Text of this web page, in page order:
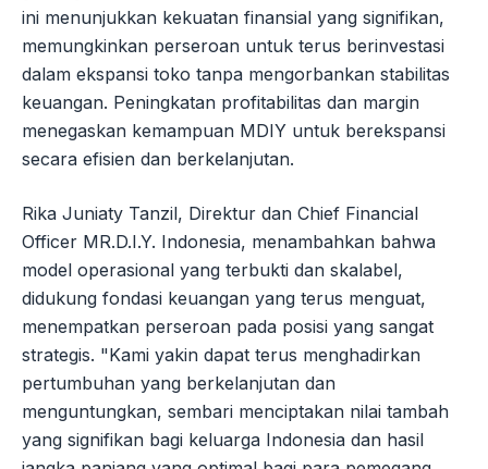
ini menunjukkan kekuatan finansial yang signifikan,
memungkinkan perseroan untuk terus berinvestasi
dalam ekspansi toko tanpa mengorbankan stabilitas
keuangan. Peningkatan profitabilitas dan margin
menegaskan kemampuan MDIY untuk berekspansi
secara efisien dan berkelanjutan.
Rika Juniaty Tanzil, Direktur dan Chief Financial
Officer MR.D.I.Y. Indonesia, menambahkan bahwa
model operasional yang terbukti dan skalabel,
didukung fondasi keuangan yang terus menguat,
menempatkan perseroan pada posisi yang sangat
strategis. "Kami yakin dapat terus menghadirkan
pertumbuhan yang berkelanjutan dan
menguntungkan, sembari menciptakan nilai tambah
yang signifikan bagi keluarga Indonesia dan hasil